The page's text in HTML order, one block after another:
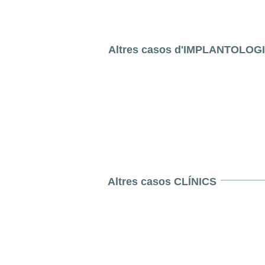
Altres casos
Altres casos CLÍNICS